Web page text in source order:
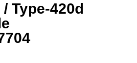
Type-420d